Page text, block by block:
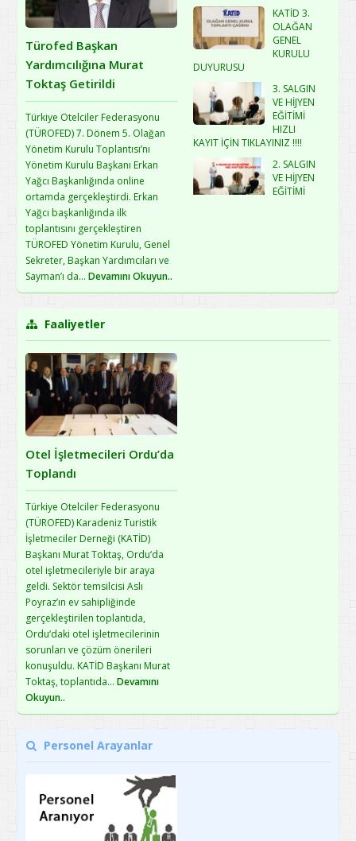
Türofed Başkan
Yardımcılığına Murat
Toktaş Getirildi
Türkiye Otelciler Federasyonu
(TÜROFED) 7. Dönem 5. Olağan
Yönetim Kurulu Toplantısı’nı
Yönetim Kurulu Başkanı Erkan
Yağcı Başkanlığında online
ortamda gerçekleştirdi. Erkan
Yağcı başkanlığında ilk
toplantısını gerçekleştiren
TÜROFED Yönetim Kurulu, Genel
Sekreter, Başkan Yardımcıları ve
Sayman’ı da... Devamını Okuyun..
KATİD 3.
OLAĞAN
GENEL
KURULU
DUYURUSU
3. SALGIN
VE HİJYEN
EĞİTİMİ
HIZLI
KAYIT İÇİN TIKLAYINIZ !!!!
2. SALGIN
VE HİJYEN
EĞİTİMİ
BURADAN KAYIT
OLABİLİRSİNİZ
Faaliyetler
Otel İşletmecileri Ordu’da
Toplandı
Türkiye Otelciler Federasyonu
(TÜROFED) Karadeniz Turistik
İşletmeciler Derneği (KATİD)
Başkanı Murat Toktaş, Ordu‘da
otel işletmecileriyle bir araya
geldi. Sektör temsilcisi Aslı
Poyraz’ın ev sahipliğinde
gerçekleştirilen toplantıda,
Ordu‘daki otel işletmecilerinin
sorunları ve çözüm önerileri
konuşuldu. KATİD Başkanı Murat
Toktaş, toplantıda... Devamını
Okuyun..
Personel Arayanlar